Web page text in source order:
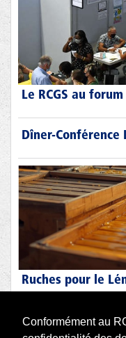
Conformément au
Le RCGS au
Dîner-Conférence
Ruches pour le